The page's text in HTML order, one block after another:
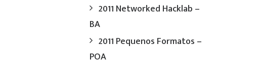
2011 Networked Hacklab –
BA
2011 Pequenos Formatos –
POA